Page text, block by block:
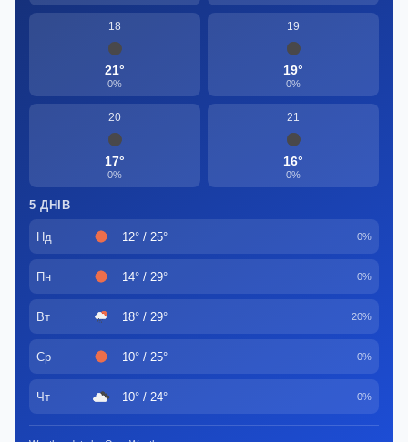
18
21°
0%
19
19°
0%
20
17°
0%
21
16°
0%
5 ДНІВ
Нд 12° / 25° 0%
Пн 14° / 29° 0%
Вт 18° / 29° 20%
Ср 10° / 25° 0%
Чт 10° / 24° 0%